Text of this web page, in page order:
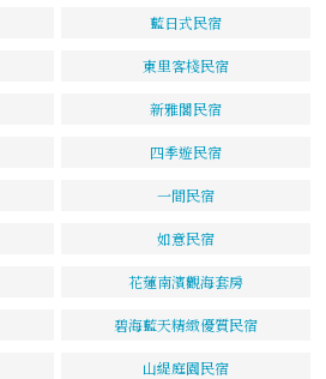
藍日式民宿
東里客棧民宿
新雅閣民宿
四季遊民宿
一間民宿
如意民宿
花蓮南濱觀海套房
碧海藍天精緻優質民宿
山緹庭園民宿